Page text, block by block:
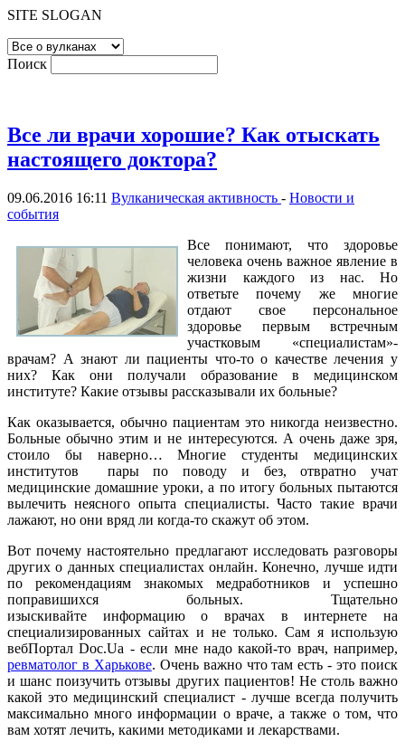
SITE SLOGAN
Поиск
Все ли врачи хорошие? Как отыскать
настоящего доктора?
09.06.2016 16:11 Вулканическая активность - Новости и
события
Все понимают, что здоровье
человека очень важное явление в
жизни каждого из нас. Но
ответьте почему же многие
отдают свое персональное
здоровье первым встречным
участковым «специалистам»-
врачам? А знают ли пациенты что-то о качестве лечения у
них? Как они получали образование в медицинском
институте? Какие отзывы рассказывали их больные?
Как оказывается, обычно пациентам это никогда неизвестно.
Больные обычно этим и не интересуются. А очень даже зря,
стоило бы наверно… Многие студенты медицинских
институтов пары по поводу и без, отвратно учат
медицинские домашние уроки, а по итогу больных пытаются
вылечить неясного опыта специалисты. Часто такие врачи
лажают, но они вряд ли когда-то скажут об этом.
Вот почему настоятельно предлагают исследовать разговоры
других о данных специалистах онлайн. Конечно, лучше идти
по рекомендациям знакомых медработников и успешно
поправишихся больных. Тщательно
изыскивайте информацию о врачах в интернете на
специализированных сайтах и не только. Сам я использую
вебПортал Doc.Ua - если мне надо какой-то врач, например,
ревматолог в Харькове. Очень важно что там есть - это поиск
и шанс поизучить отзывы других пациентов! Не столь важно
какой это медицинский специалист - лучше всегда получить
максимально много информации о враче, а также о том, что
вам хотят лечить, какими методиками и лекарствами.